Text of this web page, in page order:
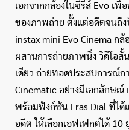
เอกจากกล้องในซีรีส์ Evo เ
ของภาพถ่าย ตั้งแต่อดีตจนถึ
instax mini Evo Cinema ก
ผสานการถ่ายภาพนิ่ง วิดีโอ
เดียว ถ่ายทอดประสบการณ์ก
Cinematic อย่างมีเอกลักษณ์
พร้อมฟังก์ชัน Eras Dial ที่ได้
อดีต ให้เลือกเอฟเฟกต์ได้